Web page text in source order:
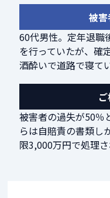
被
60代男性。定年退職
を行っていたが、確
酒酔いで道路で寝て
被害者の過失が50％
らは自賠責の書類し
限3,000万円で処理